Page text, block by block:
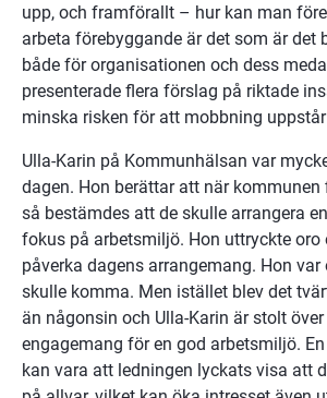
upp, och framförallt – hur kan man
arbeta förebyggande är det som är det
både för organisationen och dess
presenterade flera förslag på riktade
minska risken för att mobbning
Ulla-Karin på Kommunhälsan var
dagen. Hon berättar att när kommunen
så bestämdes att de skulle arrangera
fokus på arbetsmiljö. Hon uttryckte oro
påverka dagens arrangemang. Hon
skulle komma. Men istället blev det
än någonsin och Ulla-Karin är stolt
engagemang för en god arbetsmiljö.
kan vara att ledningen lyckats visa att